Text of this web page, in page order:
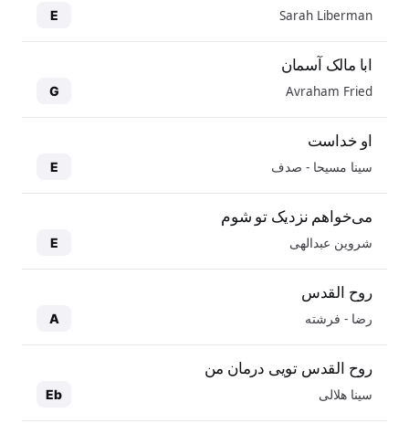
Sarah Liberman
E
ابا مالک آسمان
Avraham Fried
G
او خداست
سینا مسیحا - صدف E
می‌خواهم نزدیک تو شوم
شروین عبدالهی E
روح القدس
رضا - فرشته A
روح القدس تویی درمان من
سینا هلالی Eb